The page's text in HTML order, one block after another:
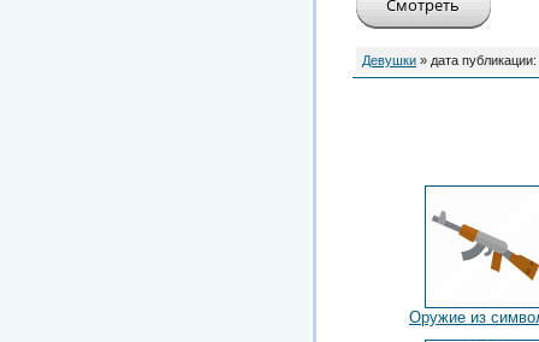
Девушки » дата публикации:
Оружие из